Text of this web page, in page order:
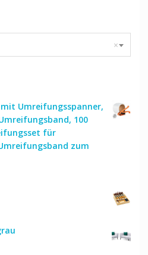
×
Umreifungsspanner,
100
für
zum